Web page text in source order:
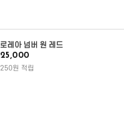
로레아 넘버 원 레드
25,000
250원 적립